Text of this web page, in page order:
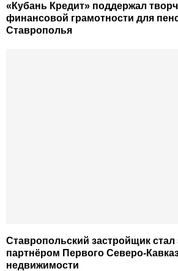
«Кубань Кредит» поддержал
финансовой грамотности для
Ставрополья
Ставропольский застройщик
партнёром Первого Северо-
недвижимости